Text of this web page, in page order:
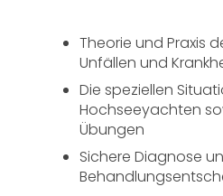
Theorie und Praxis
Unfällen und
Die speziellen
Hochseeyachten
Übungen
Sichere Diagnose